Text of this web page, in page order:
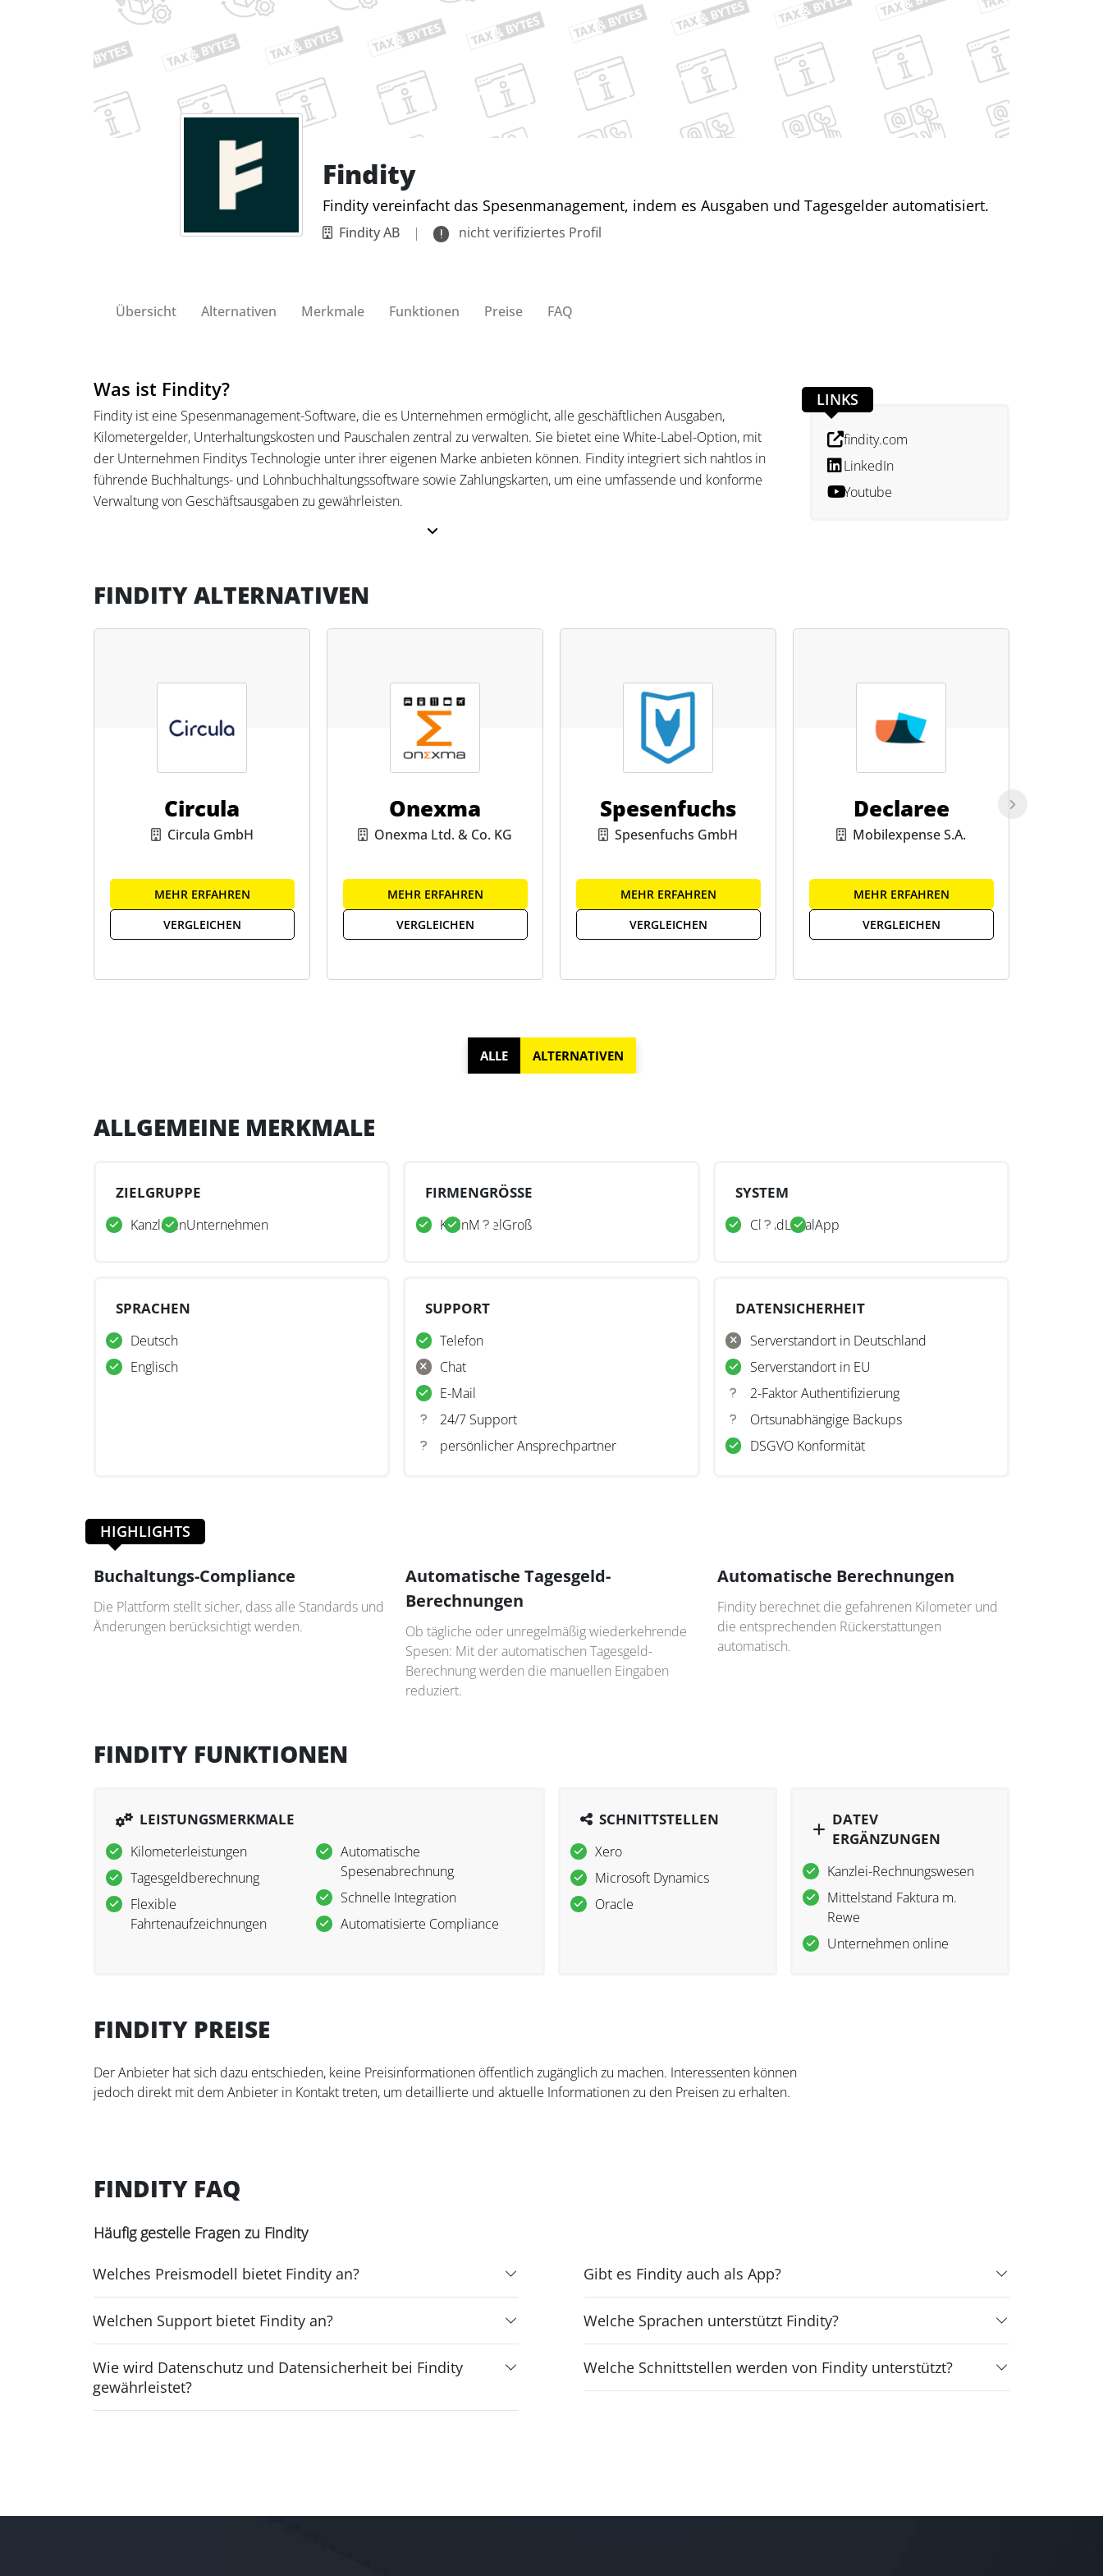
Findity
Findity vereinfacht das Spesenmanagement, indem es Ausgaben und Tagesgelder automatisiert.
Findity AB | nicht verifiziertes Profil
Übersicht Alternativen Merkmale Funktionen Preise FAQ
Was ist Findity?
Findity ist eine Spesenmanagement-Software, die es Unternehmen ermöglicht, alle geschäftlichen Ausgaben,
Kilometergelder, Unterhaltungskosten und Pauschalen zentral zu verwalten. Sie bietet eine White-Label-Option, mit
der Unternehmen Finditys Technologie unter ihrer eigenen Marke anbieten können. Findity integriert sich nahtlos in
führende Buchhaltungs- und Lohnbuchhaltungssoftware sowie Zahlungskarten, um eine umfassende und konforme
Verwaltung von Geschäftsausgaben zu gewährleisten.
und automatische Berechnungen durchführt. Es unterstützt Unternehmen bei der Verwaltung von
bietet Findity erhebliche Zeitersparnis und eine optimierte Ausgabenverwaltung, was zu einer effizienteren und
LINKS
findity.com
LinkedIn
Youtube
FINDITY ALTERNATIVEN
Circula
Circula GmbH
MEHR ERFAHREN
VERGLEICHEN
Onexma
Onexma Ltd. & Co. KG
MEHR ERFAHREN
VERGLEICHEN
Spesenfuchs
Spesenfuchs GmbH
MEHR ERFAHREN
VERGLEICHEN
Declaree
Mobilexpense S.A.
MEHR ERFAHREN
VERGLEICHEN
ALLE ALTERNATIVEN
ALLGEMEINE MERKMALE
ZIELGRUPPE
KanzleienUnternehmen
FIRMENGRÖSSE
KleinMittelGroß
SYSTEM
CloudLokalApp
SPRACHEN
Deutsch
Englisch
SUPPORT
Telefon
Chat
E-Mail
24/7 Support
persönlicher Ansprechpartner
DATENSICHERHEIT
Serverstandort in Deutschland
Serverstandort in EU
2-Faktor Authentifizierung
Ortsunabhängige Backups
DSGVO Konformität
HIGHLIGHTS
Buchaltungs-Compliance
Die Plattform stellt sicher, dass alle Standards und
Änderungen berücksichtigt werden.
Automatische Tagesgeld-
Berechnungen
Ob tägliche oder unregelmäßig wiederkehrende
Spesen: Mit der automatischen Tagesgeld-
Berechnung werden die manuellen Eingaben
reduziert.
Automatische Berechnungen
Findity berechnet die gefahrenen Kilometer und
die entsprechenden Rückerstattungen
automatisch.
FINDITY FUNKTIONEN
LEISTUNGSMERKMALE
Kilometerleistungen
Tagesgeldberechnung
Flexible
Fahrtenaufzeichnungen
Automatische
Spesenabrechnung
Schnelle Integration
Automatisierte Compliance
SCHNITTSTELLEN
Xero
Microsoft Dynamics
Oracle
DATEV
ERGÄNZUNGEN
Kanzlei-Rechnungswesen
Mittelstand Faktura m.
Rewe
Unternehmen online
FINDITY PREISE
Der Anbieter hat sich dazu entschieden, keine Preisinformationen öffentlich zugänglich zu machen. Interessenten können
jedoch direkt mit dem Anbieter in Kontakt treten, um detaillierte und aktuelle Informationen zu den Preisen zu erhalten.
FINDITY FAQ
Häufig gestelle Fragen zu Findity
Welches Preismodell bietet Findity an?
Welchen Support bietet Findity an?
Wie wird Datenschutz und Datensicherheit bei Findity
gewährleistet?
Gibt es Findity auch als App?
Welche Sprachen unterstützt Findity?
Welche Schnittstellen werden von Findity unterstützt?